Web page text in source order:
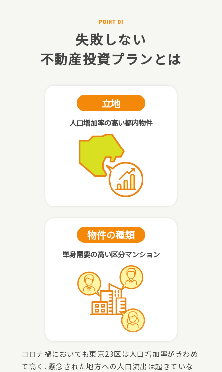
失敗しない
不動産投資プランとは
立地
人口増加率の高い都内物件
物件の種類
単身需要の高い区分マンション
コロナ禍においても東京23区は人口増加率がきわめ
て高く､懸念された地方への人口流出は起きていな